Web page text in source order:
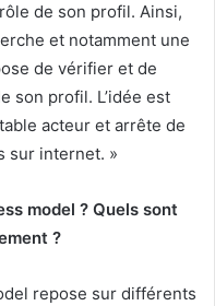
de son profil. Ainsi,
et notamment une
de vérifier et de
son profil. L’idée est
acteur et arrête de
sur internet. »
model ? Quels sont
?
repose sur différents